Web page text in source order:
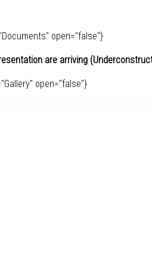
open="false"}
are arriving (
open="false"}